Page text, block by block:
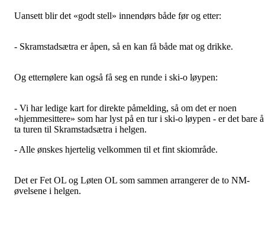
Uansett blir det «godt stell» innendørs både før og etter:
- Skramstadsætra er åpen, så en kan få både mat og drikke.
Og etternølere kan også få seg en runde i ski-o løypen:
- Vi har ledige kart for direkte påmelding, så om det er noen
«hjemmesittere» som har lyst på en tur i ski-o løypen - er det bare å
ta turen til Skramstadsætra i helgen.
- Alle ønskes hjertelig velkommen til et fint skiområde.
Det er Fet OL og Løten OL som sammen arrangerer de to NM-
øvelsene i helgen.